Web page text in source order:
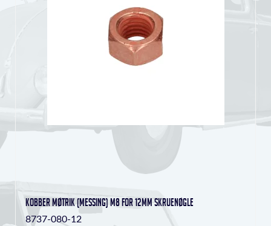
Kobber møtrik (messing) M8 for 12mm skruenøgle
8737-080-12